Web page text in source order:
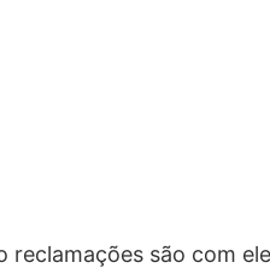
reclamações são com